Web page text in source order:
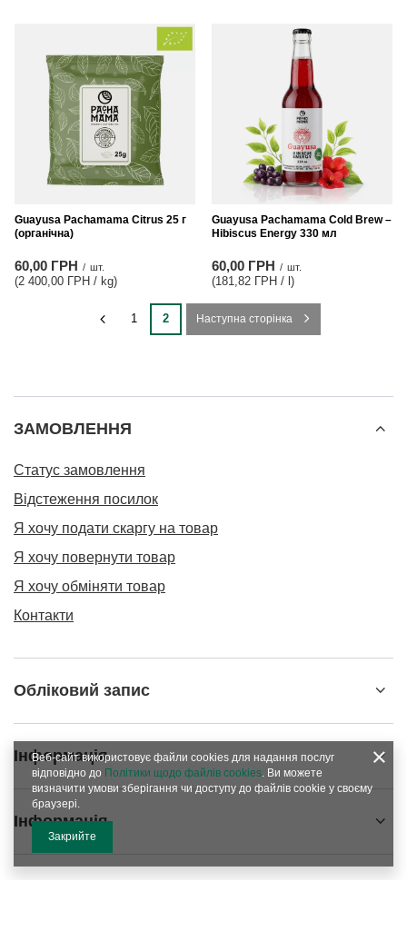
Guayusa Pachamama Citrus 25 г
(органічна)
60,00 ГРН / шт.
(2 400,00 ГРН / kg)
Guayusa Pachamama Cold Brew –
Hibiscus Energy 330 мл
60,00 ГРН / шт.
(181,82 ГРН / l)
1 2 Наступна сторінка
ЗАМОВЛЕННЯ
Статус замовлення
Відстеження посилок
Я хочу подати скаргу на товар
Я хочу повернути товар
Я хочу обміняти товар
Контакти
Обліковий запис
Інформація
Інформація
Веб-сайт використовує файли cookies для надання послуг
відповідно до Політики щодо файлів cookies. Ви можете
визначити умови зберігання чи доступу до файлів cookie у своєму
браузері.
Закрийте